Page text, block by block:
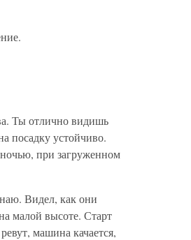
Ты отлично видишь
посадку устойчиво.
при загруженном
Видел, как они
малой высоте. Старт
машина качается,